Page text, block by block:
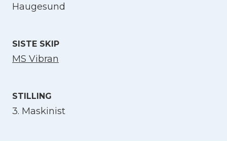
Haugesund
SISTE SKIP
MS Vibran
STILLING
3. Maskinist
Velg språk
English